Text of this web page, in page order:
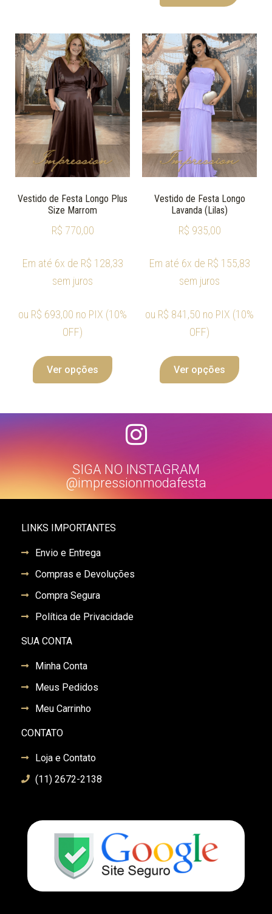
Vestido de Festa Longo Plus
Size Marrom
R$ 770,00
Em até 6x de R$ 128,33
sem juros
ou R$ 693,00 no PIX (10%
OFF)
Ver opções
Vestido de Festa Longo
Lavanda (Lilas)
R$ 935,00
Em até 6x de R$ 155,83
sem juros
ou R$ 841,50 no PIX (10%
OFF)
Ver opções
SIGA NO INSTAGRAM
@impressionmodafesta
LINKS IMPORTANTES
Envio e Entrega
Compras e Devoluções
Compra Segura
Política de Privacidade
SUA CONTA
Minha Conta
Meus Pedidos
Meu Carrinho
CONTATO
Loja e Contato
(11) 2672-2138